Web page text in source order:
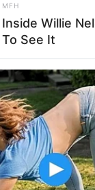
MFH
Inside Willie
To See It